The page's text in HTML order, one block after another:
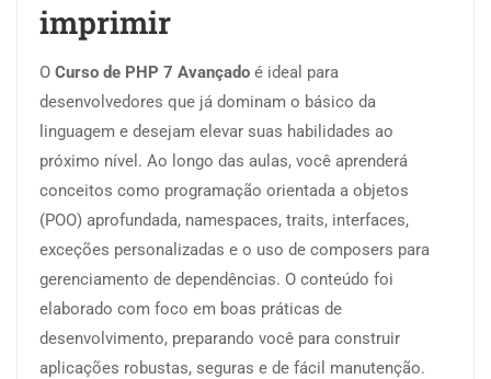
imprimir
O Curso de PHP 7 Avançado é ideal para
desenvolvedores que já dominam o básico da
linguagem e desejam elevar suas habilidades ao
próximo nível. Ao longo das aulas, você aprenderá
conceitos como programação orientada a objetos
(POO) aprofundada, namespaces, traits, interfaces,
exceções personalizadas e o uso de composers para
gerenciamento de dependências. O conteúdo foi
elaborado com foco em boas práticas de
desenvolvimento, preparando você para construir
aplicações robustas, seguras e de fácil manutenção.